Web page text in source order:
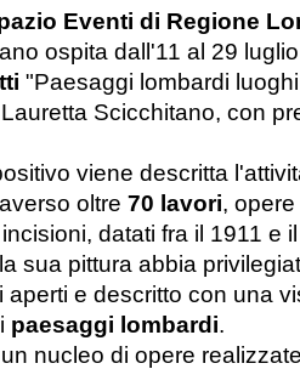
Eventi di Regione
ospita dall'11 al 29
"Paesaggi lombardi
Scicchitano, con
viene descritta
oltre 70 lavori,
datati fra il 1911 e
sua pittura abbia
e descritto con una
paesaggi lombardi.
nucleo di opere